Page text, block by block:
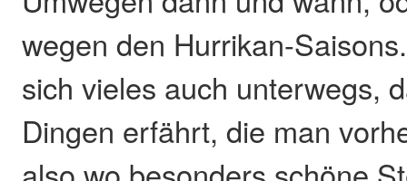
wegen den Hurrikan-
sich vieles auch unterwegs,
Dingen erfährt, die man